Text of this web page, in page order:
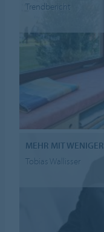
Trendbericht
MEHR MIT WENIGER
Tobias Wallisser